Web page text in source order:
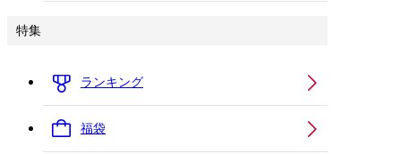
特集
ランキング
福袋